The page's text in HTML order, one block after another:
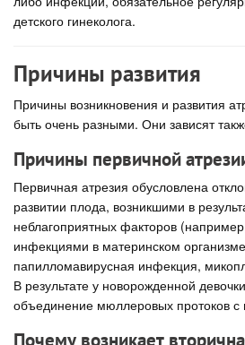
детского гинеколога.
Причины развития
Причины возникновения и развития
быть очень разными. Они зависят
Причины первичной
Первичная атрезия обусловлена
развитии плода, возникшими в
неблагоприятных факторов
инфекциями в материнском
папилломавирусная инфекция,
В результате у новорожденной
объединение мюллеровых протоков
Почему возникает